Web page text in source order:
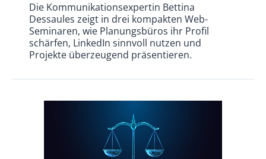
Die Kommunikationsexpertin Bettina
Dessaules zeigt in drei kompakten Web-
Seminaren, wie Planungsbüros ihr Profil
schärfen, LinkedIn sinnvoll nutzen und
Projekte überzeugend präsentieren.